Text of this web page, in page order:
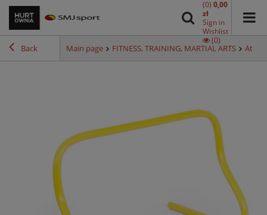
(0) 0,00
zł
Sign in
Wishlist
(0)
Back Main page FITNESS, TRAINING, MARTIAL ARTS